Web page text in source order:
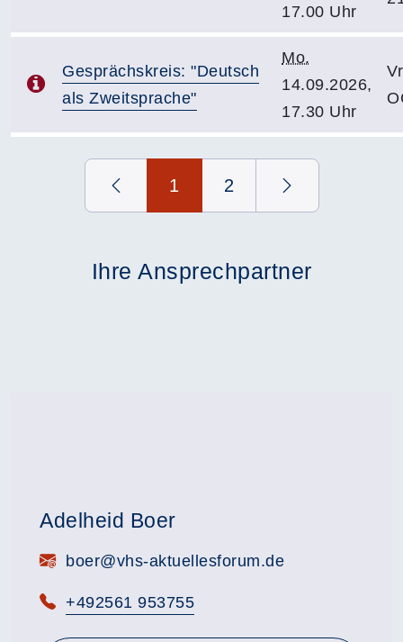
17.00 Uhr
Gesprächskreis: "Deutsch
als Zweitsprache"
Mo.
14.09.2026,
17.30 Uhr
1 2
Ihre Ansprechpartner
Adelheid Boer
E-Mail:boer@vhs-aktuellesforum.de
Telefon:
+492561 953755